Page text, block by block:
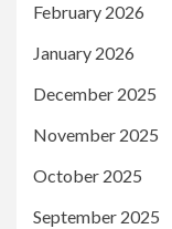
February 2026
January 2026
December 2025
November 2025
October 2025
September 2025